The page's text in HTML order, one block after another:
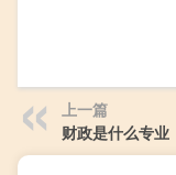
上一篇
财政是什么专业